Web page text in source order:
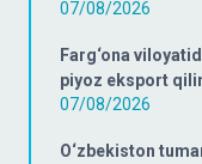
07/08/2026
Farg‘ona
piyoz eksport
07/08/2026
O‘zbekiston